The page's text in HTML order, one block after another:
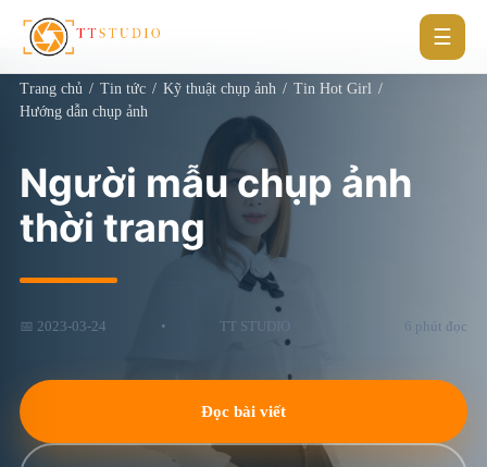
☰
Trang chủ / Tin tức / Kỹ thuật chụp ảnh / Tin Hot Girl /
Hướng dẫn chụp ảnh
Người mẫu chụp ảnh
thời trang
📅 2023-03-24 • TT STUDIO 6 phút đọc
Đọc bài viết